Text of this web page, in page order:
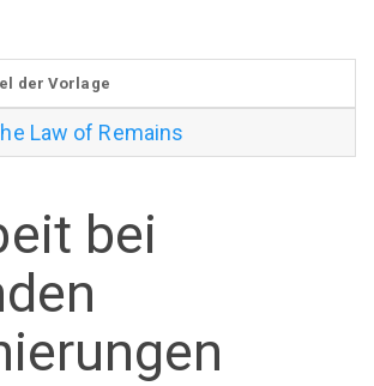
der Vorlage
Law of Remains
bei